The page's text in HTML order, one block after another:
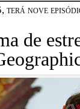
nove
de